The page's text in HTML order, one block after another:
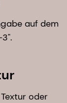
auf dem
oder